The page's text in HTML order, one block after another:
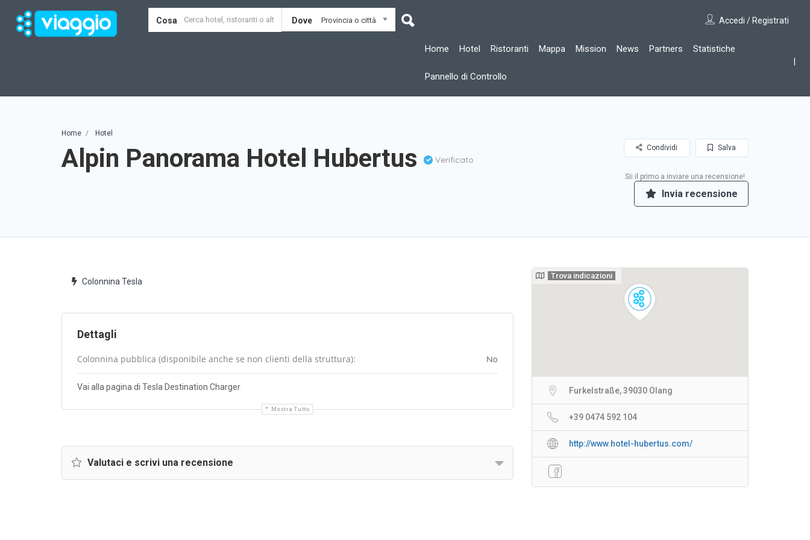
Cosa Dove Provincia o città Accedi / Registrati
Home Hotel Ristoranti Mappa Mission News Partners Statistiche
Pannello di Controllo
Home Hotel
Alpin Panorama Hotel Hubertus Verificato
Salva
Condividi
Sii il primo a inviare una recensione!
Invia recensione
Colonnina Tesla
Dettagli
Colonnina pubblica (disponibile anche se non clienti della struttura): No
Vai alla pagina di Tesla Destination Charger
Mostra Tutto
Valutaci e scrivi una recensione
Trova indicazioni
Furkelstraße, 39030 Olang
+39 0474 592 104
http://www.hotel-hubertus.com/